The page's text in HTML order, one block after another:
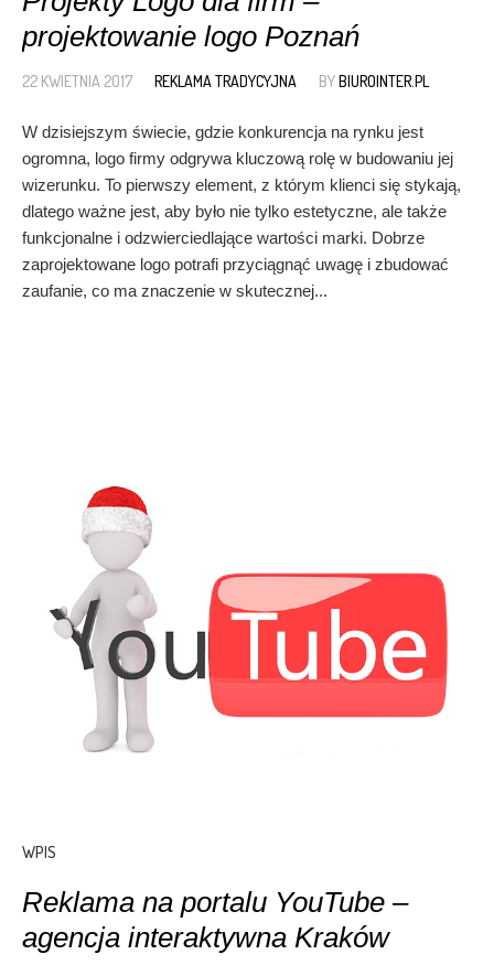
projektowanie logo Poznań
22 KWIETNIA 2017 REKLAMA TRADYCYJNA BYBIUROINTER.PL
W dzisiejszym świecie, gdzie konkurencja na rynku jest
ogromna, logo firmy odgrywa kluczową rolę w budowaniu jej
wizerunku. To pierwszy element, z którym klienci się stykają,
dlatego ważne jest, aby było nie tylko estetyczne, ale także
funkcjonalne i odzwierciedlające wartości marki. Dobrze
zaprojektowane logo potrafi przyciągnąć uwagę i zbudować
zaufanie, co ma znaczenie w skutecznej...
WPIS
Reklama na portalu YouTube –
agencja interaktywna Kraków